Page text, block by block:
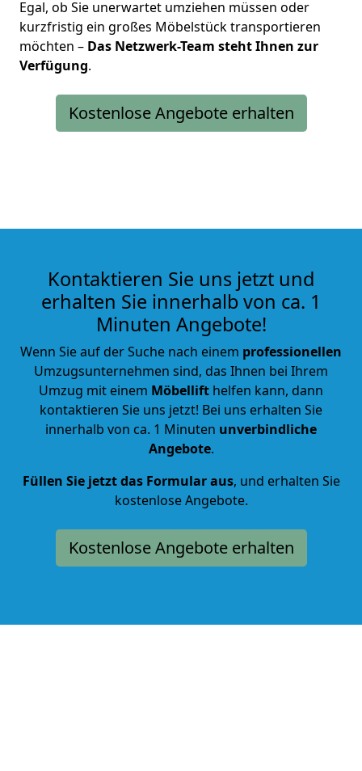
Egal, ob Sie unerwartet umziehen müssen oder
kurzfristig ein großes Möbelstück transportieren
möchten – Das Netzwerk-Team steht Ihnen zur
Verfügung.
Kostenlose Angebote erhalten
Kontaktieren Sie uns jetzt und
erhalten Sie innerhalb von ca. 1
Minuten Angebote!
Wenn Sie auf der Suche nach einem professionellen
Umzugsunternehmen sind, das Ihnen bei Ihrem
Umzug mit einem Möbellift helfen kann, dann
kontaktieren Sie uns jetzt! Bei uns erhalten Sie
innerhalb von ca. 1 Minuten unverbindliche
Angebote.
Füllen Sie jetzt das Formular aus, und erhalten Sie
kostenlose Angebote.
Kostenlose Angebote erhalten